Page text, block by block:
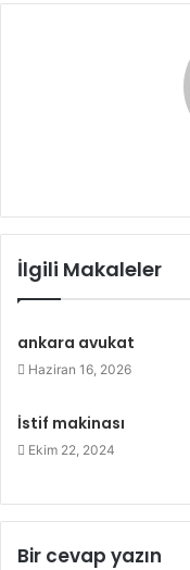
İlgili Makaleler
ankara avukat
Haziran 16, 2026
İstif makinası
Ekim 22, 2024
Bir cevap yazın